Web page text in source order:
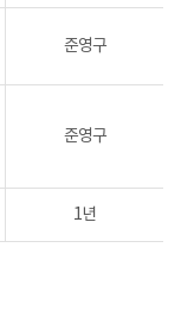
준영구
준영구
1년